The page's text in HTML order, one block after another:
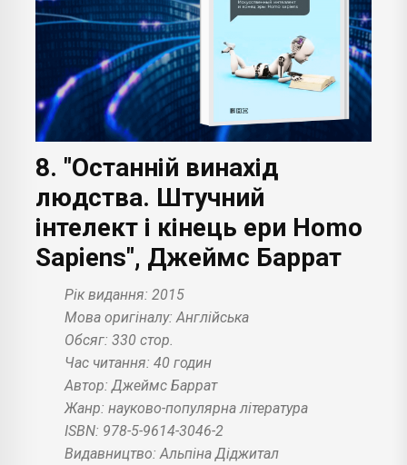
8. "Останній винахід
людства. Штучний
інтелект і кінець ери Homo
Sapiens", Джеймс Баррат
Рік видання: 2015
Мова оригіналу: Англійська
Обсяг: 330 стор.
Час читання: 40 годин
Автор: Джеймс Баррат
Жанр: науково-популярна література
ISBN: 978-5-9614-3046-2
Видавництво: Альпіна Діджитал